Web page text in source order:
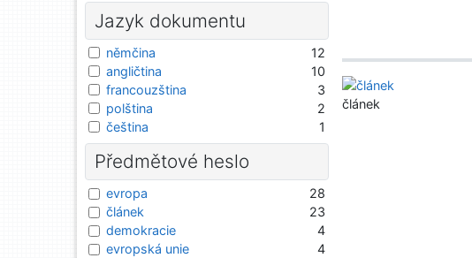
článek
Jazyk dokumentu
němčina
12
angličtina
10
francouzština
3
polština
2
čeština
1
Předmětové heslo
evropa
28
článek
23
demokracie
4
evropská unie
4